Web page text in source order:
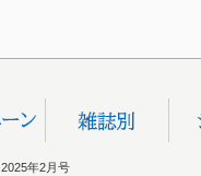
2025年2月号